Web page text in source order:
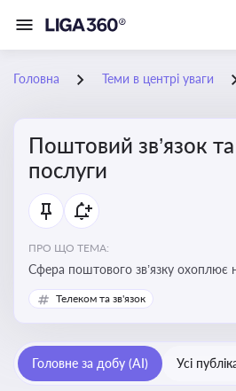
Головна Теми в центрі уваги
Поштовий зв’язок
послуги
ПРО ЩО ТЕМА:
Сфера поштового зв’язку охоплює
контроль послуг поштового
регулюється спеціальним
ліцензійних умов, участі в
забезпечення прав споживачів.
Телеком та зв'язок
Головне за добу (AI) Усі